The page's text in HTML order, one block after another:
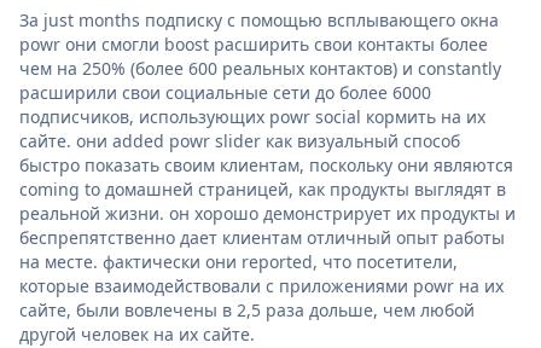
За just months подписку с помощью всплывающего окна
powr они смогли boost расширить свои контакты более
чем на 250% (более 600 реальных контактов) и constantly
расширили свои социальные сети до более 6000
подписчиков, использующих powr social кормить на их
сайте. они added powr slider как визуальный способ
быстро показать своим клиентам, поскольку они являются
coming to домашней страницей, как продукты выглядят в
реальной жизни. он хорошо демонстрирует их продукты и
беспрепятственно дает клиентам отличный опыт работы
на месте. фактически они reported, что посетители,
которые взаимодействовали с приложениями powr на их
сайте, были вовлечены в 2,5 раза дольше, чем любой
другой человек на их сайте.